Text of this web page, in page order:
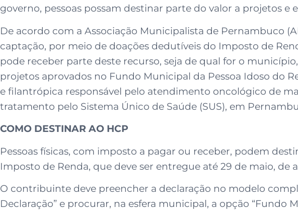
governo, pessoas possam destinar parte do valor a projetos e
De acordo com a Associação Municipalista de Pernambuco
captação, por meio de doações dedutíveis do Imposto de
pode receber parte deste recurso, seja de qual for o
projetos aprovados no Fundo Municipal da Pessoa Idoso do
e filantrópica responsável pelo atendimento oncológico de
tratamento pelo Sistema Único de Saúde (SUS), em
COMO DESTINAR AO HCP
Pessoas físicas, com imposto a pagar ou receber, podem
Imposto de Renda, que deve ser entregue até 29 de maio, de
O contribuinte deve preencher a declaração no modelo
Declaração” e procurar, na esfera municipal, a opção